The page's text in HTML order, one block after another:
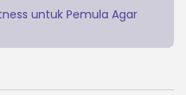
untuk Pemula Agar